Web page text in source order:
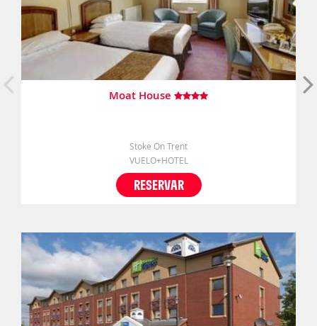
Moat House
Stoke On Trent
VUELO+HOTEL
RESERVAR